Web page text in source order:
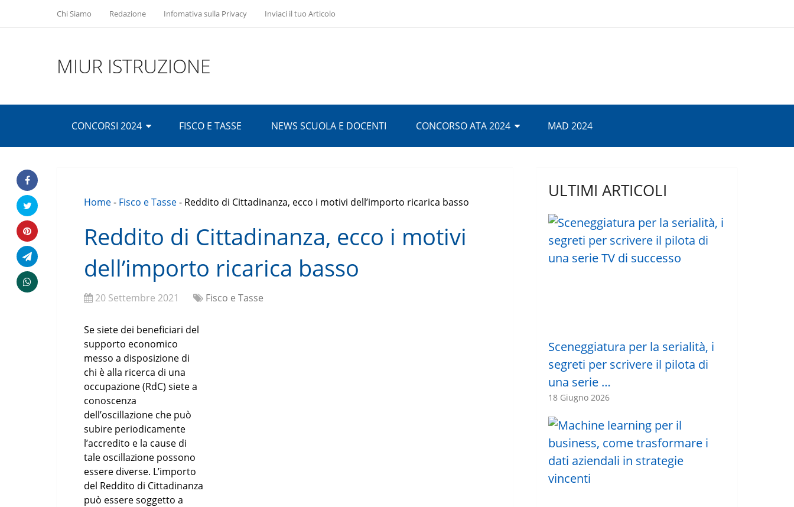
Chi Siamo Redazione Infomativa sulla Privacy Inviaci il tuo Articolo
MIUR ISTRUZIONE
CONCORSI 2024 FISCO E TASSE NEWS SCUOLA E DOCENTI CONCORSO ATA 2024 MAD 2024
Home- Fisco e Tasse- Reddito di Cittadinanza, ecco i motivi dell’importo ricarica basso
Reddito di Cittadinanza, ecco i motivi
dell’importo ricarica basso
20 Settembre 2021 Fisco e Tasse
Se siete dei beneficiari del
supporto economico
messo a disposizione di
chi è alla ricerca di una
occupazione (RdC) siete a
conoscenza
dell’oscillazione che può
subire periodicamente
l’accredito e la cause di
tale oscillazione possono
essere diverse. L’importo
del Reddito di Cittadinanza
può essere soggetto a
ULTIMI ARTICOLI
Sceneggiatura per la serialità, i
segreti per scrivere il pilota di
una serie …
18 Giugno 2026